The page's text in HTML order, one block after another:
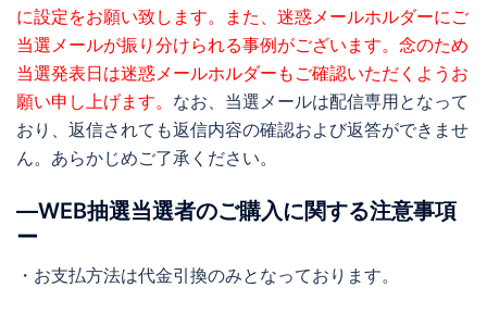
に設定をお願い致します。また、迷惑メールホルダーにご
当選メールが振り分けられる事例がございます。念のため
当選発表日は迷惑メールホルダーもご確認いただくようお
願い申し上げます。 なお、当選メールは配信専用となって
おり、返信されても返信内容の確認および返答ができませ
ん。あらかじめご了承ください。
―WEB抽選当選者のご購入に関する注意事項
ー
・お支払方法は代金引換のみとなっております。